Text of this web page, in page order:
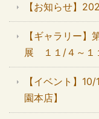
【お知らせ】
【ギャラリー
展 １１/４～１
【イベント】
園本店】